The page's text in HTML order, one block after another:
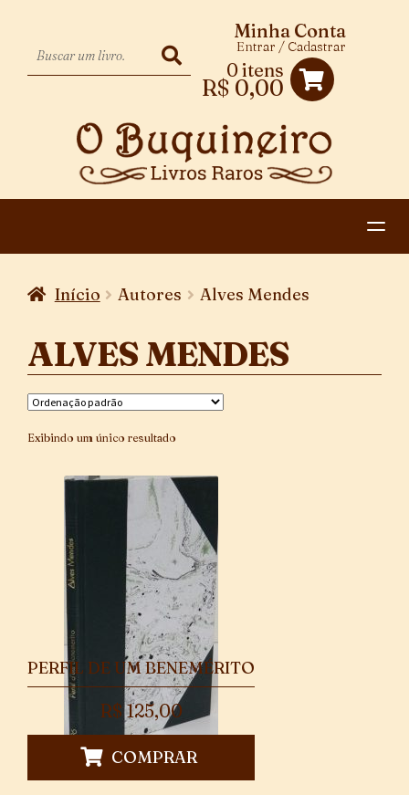
0 itens
R$ 0,00
Minha Conta
Entrar / Cadastrar
DESCENDENTE
PAGAMENTO E ENTREGA
Início Autores Alves Mendes
ALVES MENDES
Exibindo um único resultado
PERFIL DE UM BENEMÉRITO
R$125,00
COMPRAR